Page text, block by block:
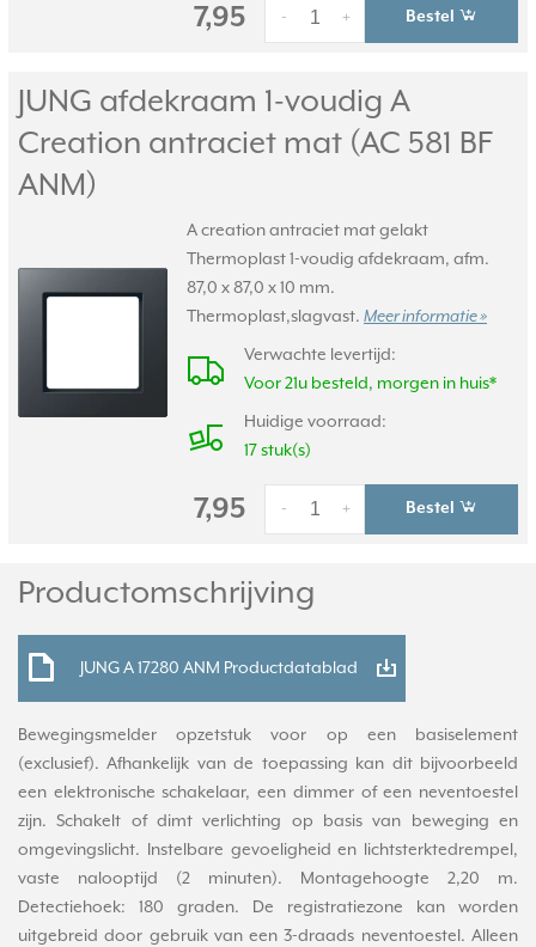
7,95 +
- Bestel
JUNG afdekraam 1-voudig A
Creation antraciet mat (AC 581 BF
ANM)
A creation antraciet mat gelakt
Thermoplast 1-voudig afdekraam, afm.
87,0 x 87,0 x 10 mm.
Thermoplast,slagvast. Meer informatie »
Verwachte levertijd:
Voor 21u besteld, morgen in huis*
Huidige voorraad:
17 stuk(s)
7,95 +
- Bestel
Productomschrijving
JUNG A 17280 ANM Productdatablad
Bewegingsmelder opzetstuk voor op een basiselement
(exclusief). Afhankelijk van de toepassing kan dit bijvoorbeeld
een elektronische schakelaar, een dimmer of een neventoestel
zijn. Schakelt of dimt verlichting op basis van beweging en
omgevingslicht. Instelbare gevoeligheid en lichtsterktedrempel,
vaste nalooptijd (2 minuten). Montagehoogte 2,20 m.
Detectiehoek: 180 graden. De registratiezone kan worden
uitgebreid door gebruik van een 3-draads neventoestel. Alleen